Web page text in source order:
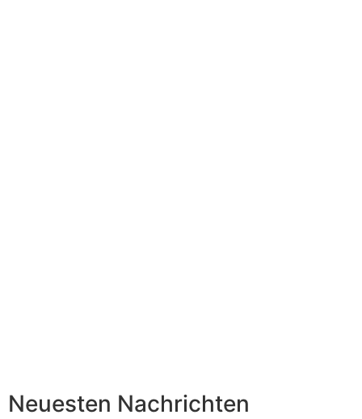
Neuesten Nachrichten